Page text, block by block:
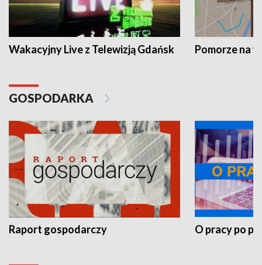
Wakacyjny Live z Telewizją Gdańsk Pomorze na
GOSPODARKA
Raport gospodarczy O pracy po